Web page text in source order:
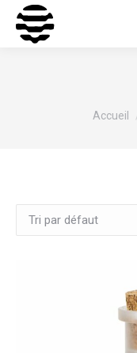
Vous
Accueil